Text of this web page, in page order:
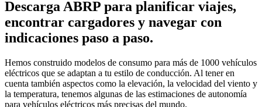
Descarga ABRP para planificar viajes,
encontrar cargadores y navegar con
indicaciones paso a paso.
Hemos construido modelos de consumo para más de 1000 vehículos
eléctricos que se adaptan a tu estilo de conducción. Al tener en
cuenta también aspectos como la elevación, la velocidad del viento y
la temperatura, tenemos algunas de las estimaciones de autonomía
para vehículos eléctricos más precisas del mundo.